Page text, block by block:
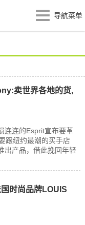
导航菜单
卖世界各地的货,
连连的Esprit宣布要革
跟纽约最潮的买手店
出产品，借此挽回年轻
时尚品牌LOUIS